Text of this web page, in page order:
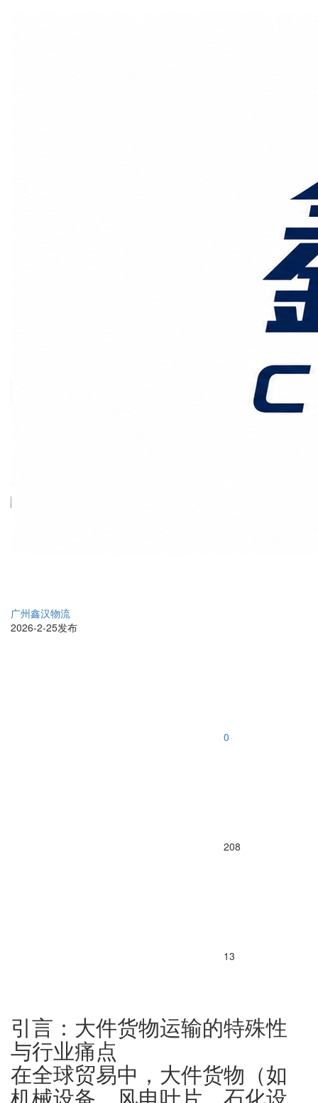
术挑战到全链路解决方案
广州鑫汉物流
2026-2-25发布
0
208
13
引言：大件货物运输的特殊性
与行业痛点
在全球贸易中，大件货物（如